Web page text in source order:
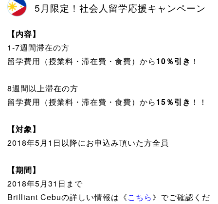
5月限定！社会人留学応援キャンペーン
【内容】
1-7週間滞在の方
留学費用（授業料・滞在費・食費）から10％引き ！
8週間以上滞在の方
留学費用（授業料・滞在費・食費）から15％引き ！！
【対象】
2018年5月1日以降にお申込み頂いた方全員
【期間】
2018年5月31日まで
Brilliant Cebuの詳しい情報は《こちら》でご確認くだ